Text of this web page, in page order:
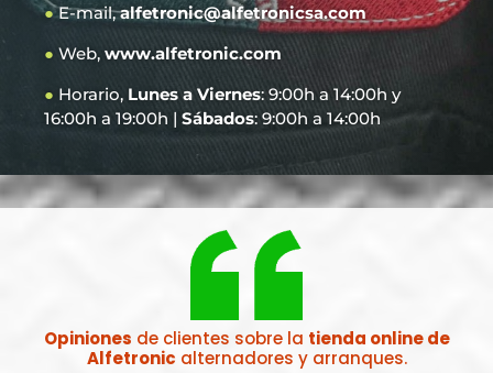
●E-mail,alfetronic@alfetronicsa.com
● Web, www.alfetronic.com
● Horario, Lunes a Viernes: 9:00h a 14:00h y
16:00h a 19:00h | Sábados: 9:00h a 14:00h
Opiniones de clientes sobre la tienda online de
Alfetronic alternadores y arranques.